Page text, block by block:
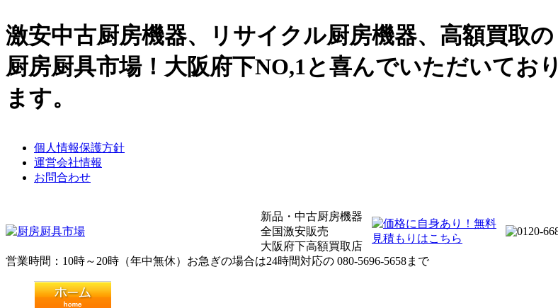
激安中古厨房機器、リサイクル厨房機器、高額買取の
厨房厨具市場！大阪府下NO,1と喜んでいただいており
ます。
個人情報保護方針
運営会社情報
お問合わせ
新品・中古厨房機器
全国激安販売
大阪府下高額買取店
営業時間：10時～20時（年中無休）お急ぎの場合は24時間対応の 080-5696-5658まで